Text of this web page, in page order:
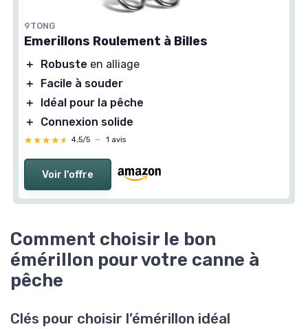
9TONG
Emerillons Roulement à Billes
＋ Robuste en alliage
＋
Facile à souder
＋
Idéal pour la pêche
＋
Connexion solide
★★★★★
★★★★★ 4,5/5 — 1 avis
Voir l'offre
Comment choisir le bon
émérillon pour votre canne à
pêche
Clés pour choisir l’émérillon idéal